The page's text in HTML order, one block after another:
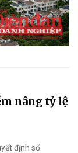
nâng tỷ lệ
định số